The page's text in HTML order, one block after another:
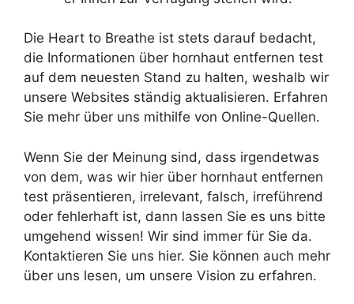
Die Heart to Breathe ist stets darauf bedacht,
die Informationen über hornhaut entfernen test
auf dem neuesten Stand zu halten, weshalb wir
unsere Websites ständig aktualisieren. Erfahren
Sie mehr über uns mithilfe von Online-Quellen.
Wenn Sie der Meinung sind, dass irgendetwas
von dem, was wir hier über hornhaut entfernen
test präsentieren, irrelevant, falsch, irreführend
oder fehlerhaft ist, dann lassen Sie es uns bitte
umgehend wissen! Wir sind immer für Sie da.
Kontaktieren Sie uns hier. Sie können auch mehr
über uns lesen, um unsere Vision zu erfahren.